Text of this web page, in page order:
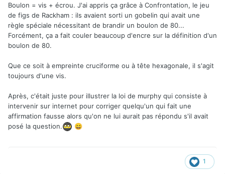
Boulon = vis + écrou. J'ai appris ça grâce à Confrontation, le jeu
de figs de Rackham : ils avaient sorti un gobelin qui avait une
règle spéciale nécessitant de brandir un boulon de 80...
Forcément, ça a fait couler beaucoup d'encre sur la définition d'un
boulon de 80.
Que ce soit à empreinte cruciforme ou à tête hexagonale, il s'agit
toujours d'une vis.
Après, c'était juste pour illustrer la loi de murphy qui consiste à
intervenir sur internet pour corriger quelqu'un qui fait une
affirmation fausse alors qu'on ne lui aurait pas répondu s'il avait
posé la question.
😄
1